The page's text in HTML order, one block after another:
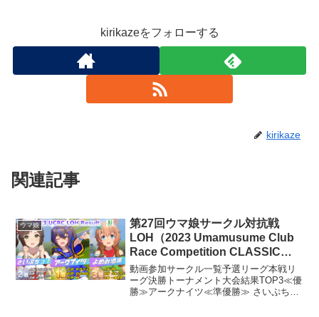
kirikazeをフォローする
kirikaze
関連記事
ウマ娘
第27回ウマ娘サークル対抗戦
LOH（2023 Umamusume Club
Race Competition CLASSIC）
大会レポート
動画参加サークル一覧予選リーグ本戦リ
ーグ決勝トーナメント大会結果TOP3≪優
勝≫アークナイツ≪準優勝≫ さいぷち